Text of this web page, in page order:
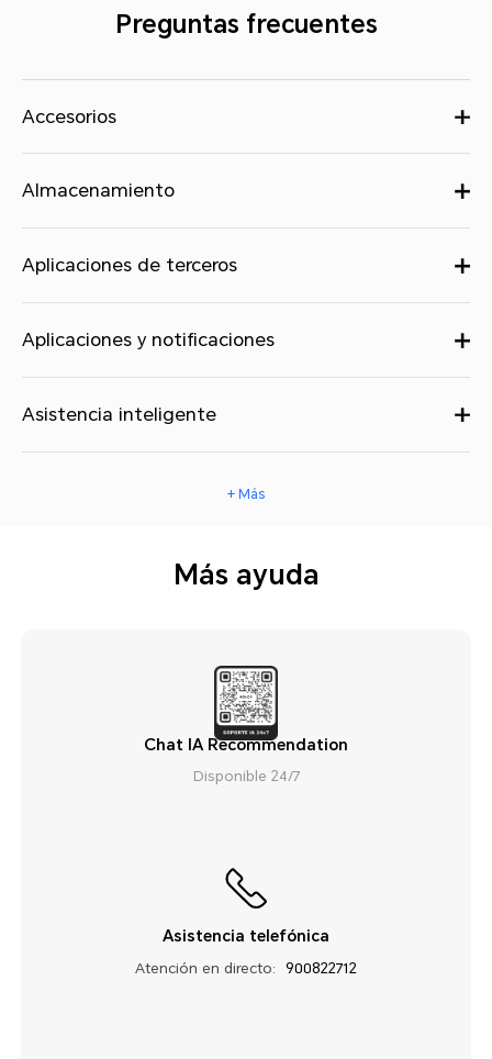
Preguntas frecuentes
Accesorios
Almacenamiento
Aplicaciones de terceros
Aplicaciones y notificaciones
Asistencia inteligente
+ Más
Más ayuda
Chat IA Recommendation
Disponible 24/7
Asistencia telefónica
Atención en directo: 900822712